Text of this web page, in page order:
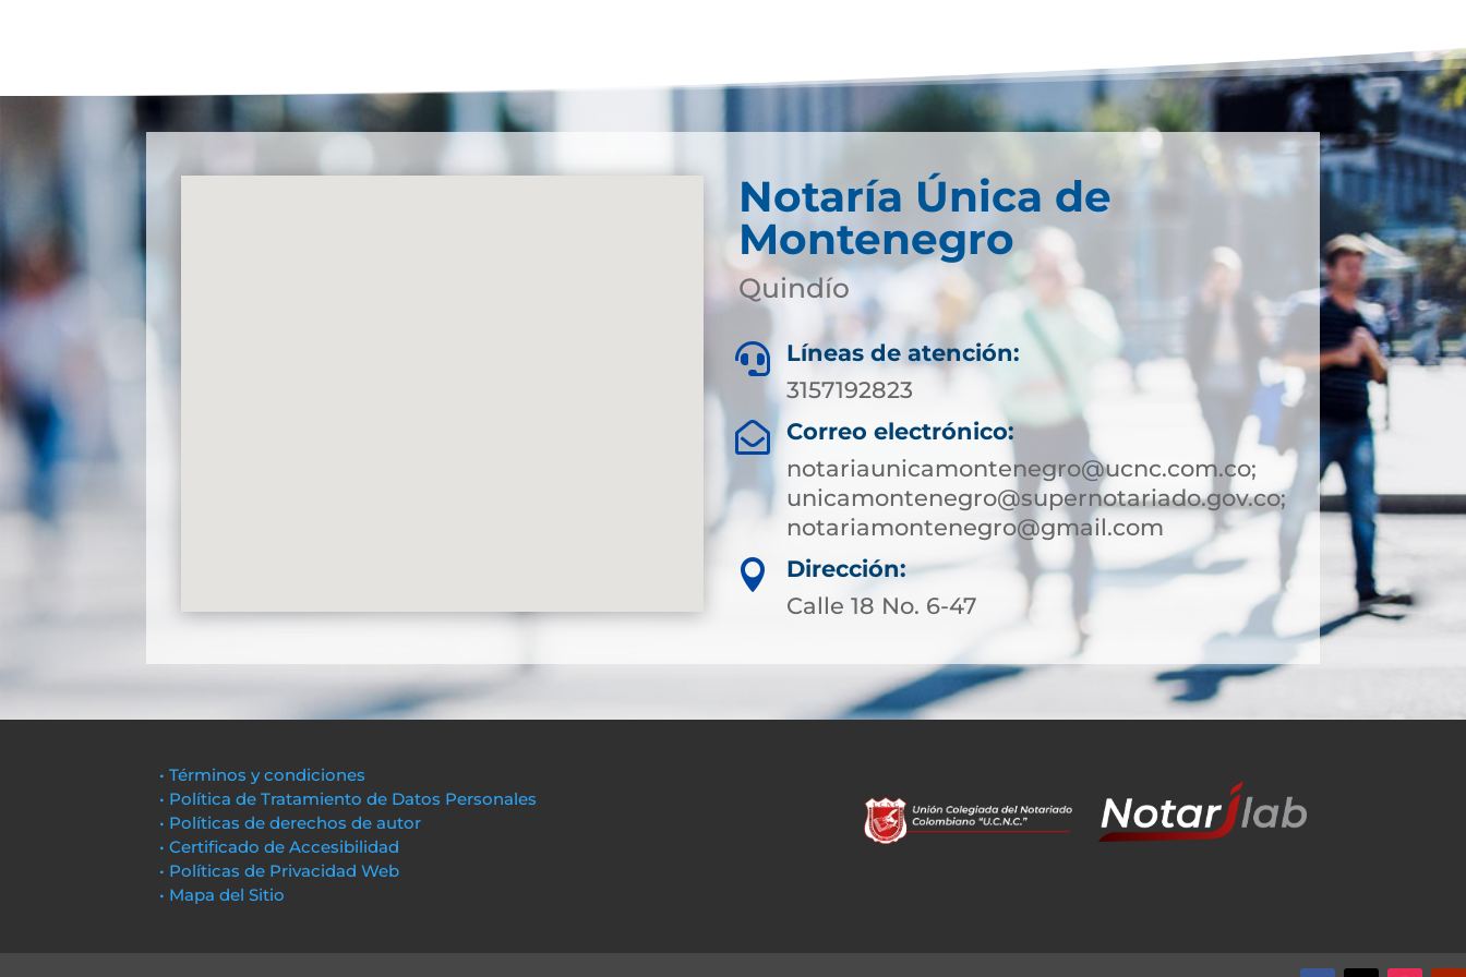
Notaría Única de
Montenegro
Quindío

Líneas de atención:
3157192823

Correo electrónico:
notariaunicamontenegro@ucnc.com.co;
unicamontenegro@supernotariado.gov.co;
notariamontenegro@gmail.com

Dirección:
Calle 18 No. 6-47
• Términos y condiciones
• Política de Tratamiento de Datos Personales
• Políticas de derechos de autor
• Certificado de Accesibilidad
• Políticas de Privacidad Web
• Mapa del Sitio